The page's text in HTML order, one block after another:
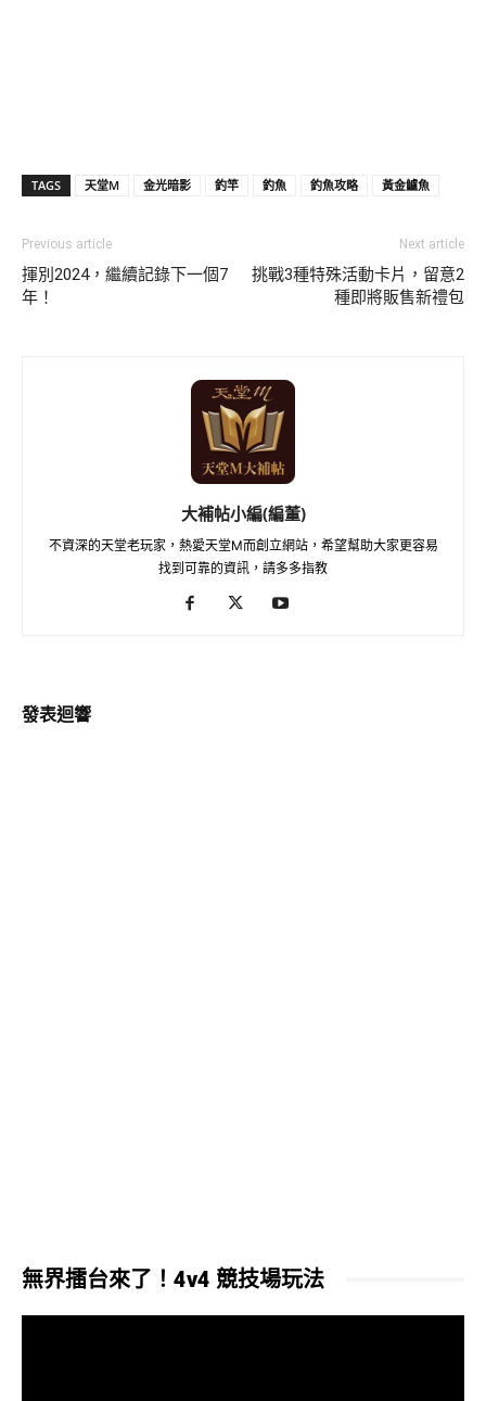
TAGS 天堂M 金光暗影 釣竿 釣魚 釣魚攻略 黃金鱸魚
Previous article
揮別2024，繼續記錄下一個7
年！
Next article
挑戰3種特殊活動卡片，留意2
種即將販售新禮包
大補帖小編(編董)
不資深的天堂老玩家，熱愛天堂M而創立網站，希望幫助大家更容易
找到可靠的資訊，請多多指教
發表迴響
無界擂台來了！4v4 競技場玩法